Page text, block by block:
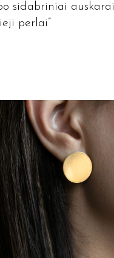
sidabriniai auskarai
perlai”